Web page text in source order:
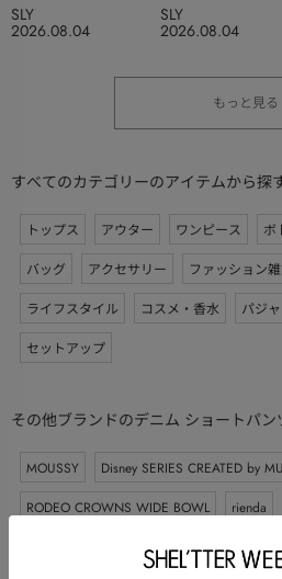
2026.08.04
SLY
2026.08.04
SLY
もっと見る
すべてのカテゴリーのアイテムから探
トップス アウター ワンピース ボ
バッグ
アクセサリー ファッション
ライフスタイル
コスメ・香水 パジ
セットアップ
その他ブランドのデニム ショートパン
MOUSSY Disney SERIES CREATED by
RODEO CROWNS WIDE BOWL
rienda
LAGUA GEM